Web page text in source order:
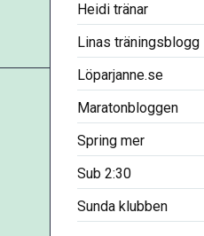
Heidi tränar
Linas träningsblogg
Löparjanne.se
Maratonbloggen
Spring mer
Sub 2:30
Sunda klubben